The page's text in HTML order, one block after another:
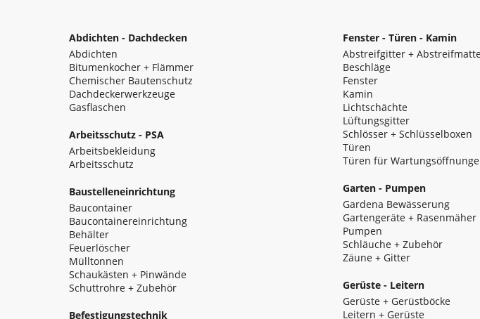
Unfälle und
Kunde haftet
Ladevorgang
(3) Wird die
installiert, so
Moser
Werkes auf
Rosa Moser
fremdüblichen
(4) Wurde im
geht die Gefahr
Sache auch
(5) Nimmt der
gesetzten
Abdichten - Dachdecken
Abdichten
Bitumenkocher + Flämmer
Chemischer Bautenschutz
Dachdeckerwerkzeuge
Gasflaschen
Arbeitsschutz - PSA
Arbeitsbekleidung
Arbeitsschutz
Baustelleneinrichtung
Baucontainer
Baucontainereinrichtung
Behälter
Feuerlöscher
Mülltonnen
Schaukästen + Pinwände
Schuttrohre + Zubehör
Befestigungstechnik
Fenster - Türen - Kamin
Abstreifgitter +
Beschläge
Fenster
Kamin
Lichtschächte
Lüftungsgitter
Schlösser + Schlüsselboxen
Türen
Türen für
Garten - Pumpen
Gardena Bewässerung
Gartengeräte + Rasenmäher
Pumpen
Schläuche + Zubehör
Zäune + Gitter
Gerüste - Leitern
Gerüste + Gerüstböcke
Leitern + Gerüste